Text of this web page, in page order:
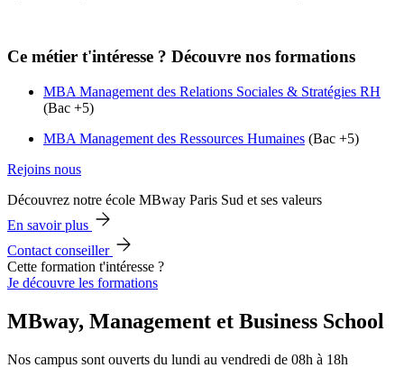
Ce métier t'intéresse ? Découvre nos formations
MBA Management des Relations Sociales & Stratégies RH
(Bac +5)
MBA Management des Ressources Humaines (Bac +5)
Rejoins nous
Découvrez notre école MBway Paris Sud et ses valeurs
En savoir plus
Contact conseiller
Cette formation t'intéresse ?
Je découvre les formations
MBway, Management et Business School
Nos campus sont ouverts du lundi au vendredi de 08h à 18h